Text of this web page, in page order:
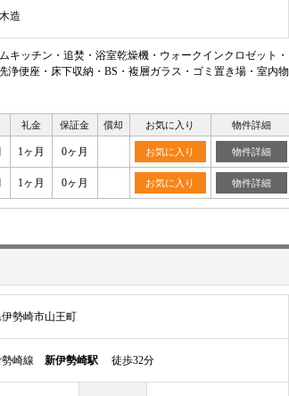
造
ッチン・追焚・浴室乾燥機・ウォークインクロゼット・
便座・床下収納・BS・複層ガラス・ゴミ置き場・室内物
礼金 保証金 償却 お気に入り 物件詳細
1ヶ月 0ヶ月 お気に入り 物件詳細
1ヶ月 0ヶ月 お気に入り 物件詳細
勢崎市山王町
勢崎線 新伊勢崎駅徒歩32分